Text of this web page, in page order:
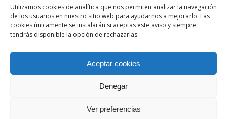
Utilizamos cookies de analítica que nos permiten analizar la navegación
de los usuarios en nuestro sitio web para ayudarnos a mejorarlo. Las
cookies únicamente se instalarán si aceptas este aviso y siempre
tendrás disponible la opción de rechazarlas.
Aceptar cookies
Denegar
Ver preferencias
¿Quieres contar con los productos
Muxu Goxo en tu negocio?